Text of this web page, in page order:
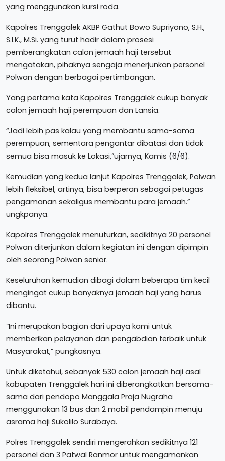
yang menggunakan kursi roda.
Kapolres Trenggalek AKBP Gathut Bowo Supriyono, S.H.,
S.I.K., M.Si. yang turut hadir dalam prosesi
pemberangkatan calon jemaah haji tersebut
mengatakan, pihaknya sengaja menerjunkan personel
Polwan dengan berbagai pertimbangan.
Yang pertama kata Kapolres Trenggalek cukup banyak
calon jemaah haji perempuan dan Lansia.
“Jadi lebih pas kalau yang membantu sama-sama
perempuan, sementara pengantar dibatasi dan tidak
semua bisa masuk ke Lokasi,”ujarnya, Kamis (6/6).
Kemudian yang kedua lanjut Kapolres Trenggalek, Polwan
lebih fleksibel, artinya, bisa berperan sebagai petugas
pengamanan sekaligus membantu para jemaah.”
ungkpanya.
Kapolres Trenggalek menuturkan, sedikitnya 20 personel
Polwan diterjunkan dalam kegiatan ini dengan dipimpin
oleh seorang Polwan senior.
Keseluruhan kemudian dibagi dalam beberapa tim kecil
mengingat cukup banyaknya jemaah haji yang harus
dibantu.
“Ini merupakan bagian dari upaya kami untuk
memberikan pelayanan dan pengabdian terbaik untuk
Masyarakat,” pungkasnya.
Untuk diketahui, sebanyak 530 calon jemaah haji asal
kabupaten Trenggalek hari ini diberangkatkan bersama-
sama dari pendopo Manggala Praja Nugraha
menggunakan 13 bus dan 2 mobil pendampin menuju
asrama haji Sukolilo Surabaya.
Polres Trenggalek sendiri mengerahkan sedikitnya 121
personel dan 3 Patwal Ranmor untuk mengamankan